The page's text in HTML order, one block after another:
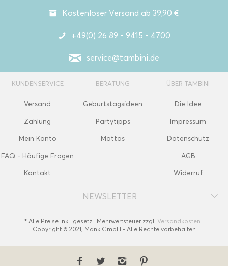
Kostenloser Versand ab 39,90 €
+49(0) 26 89 - 9415 - 4700
service@tambini.de
KUNDENSERVICE
Versand
Zahlung
Mein Konto
FAQ - Häufige Fragen
Kontakt
BERATUNG
Geburtstagsideen
Partytipps
Mottos
ÜBER TAMBINI
Die Idee
Impressum
Datenschutz
AGB
Widerruf
NEWSLETTER
* Alle Preise inkl. gesetzl. Mehrwertsteuer zzgl. Versandkosten |
Copyright © 2021, Mank GmbH - Alle Rechte vorbehalten